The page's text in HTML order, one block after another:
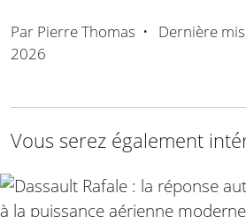
Par Pierre Thomas • Dernière
2026
Vous serez également